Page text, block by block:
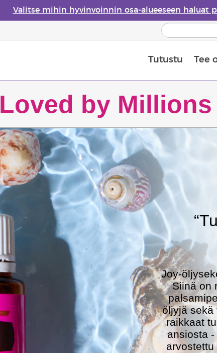
Valitse mihin hyvinvoinnin osa-alueeseen haluat
Tutustu Tee
Loved by
Joy-
Siinä on
öljyjä sekä
raikkaat
ansiosta